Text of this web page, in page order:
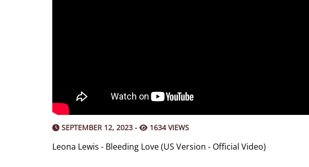
SEPTEMBER 12, 2023 - 1634 VIEWS
Leona Lewis - Bleeding Love (US Version - Official Video)